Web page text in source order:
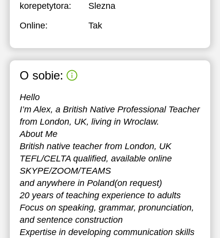
korepetytora:
Slezna
Online:
Tak
O sobie:
Hello
I’m Alex, a British Native Professional Teacher
from London, UK, living in Wroclaw.
About Me
British native teacher from London, UK
TEFL/CELTA qualified, available online
SKYPE/ZOOM/TEAMS
and anywhere in Poland(on request)
20 years of teaching experience to adults
Focus on speaking, grammar, pronunciation,
and sentence construction
Expertise in developing communication skills